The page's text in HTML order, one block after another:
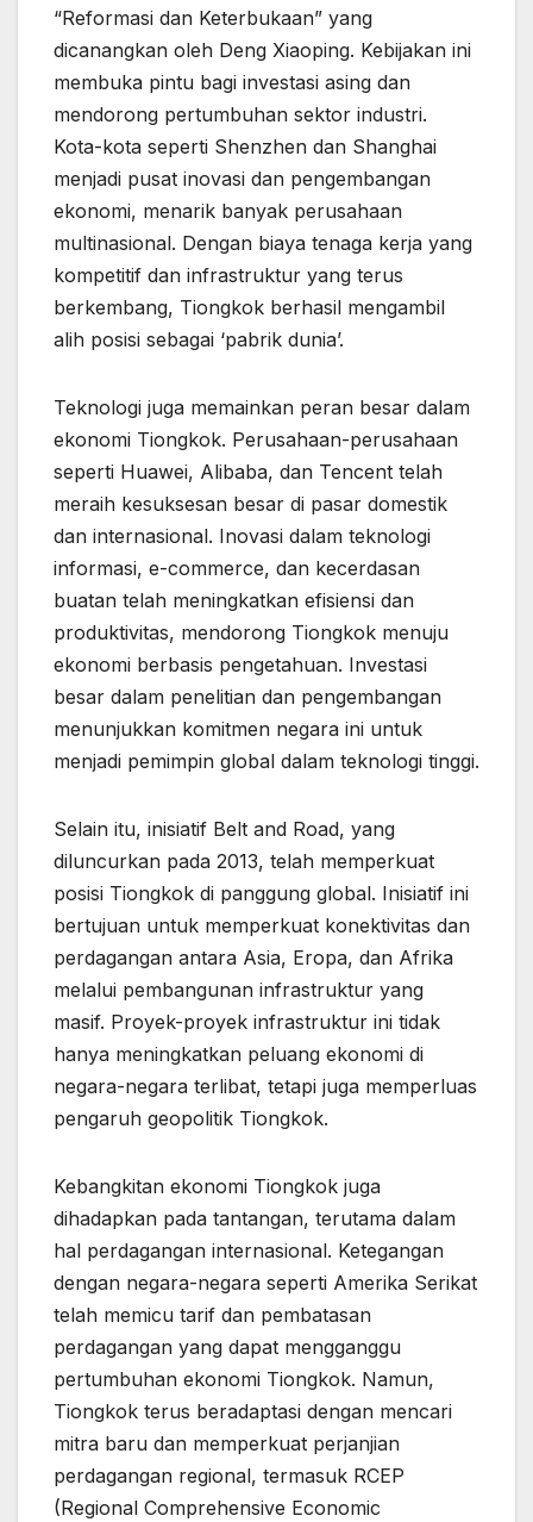
“Reformasi dan Keterbukaan” yang
dicanangkan oleh Deng Xiaoping. Kebijakan ini
membuka pintu bagi investasi asing dan
mendorong pertumbuhan sektor industri.
Kota-kota seperti Shenzhen dan Shanghai
menjadi pusat inovasi dan pengembangan
ekonomi, menarik banyak perusahaan
multinasional. Dengan biaya tenaga kerja yang
kompetitif dan infrastruktur yang terus
berkembang, Tiongkok berhasil mengambil
alih posisi sebagai ‘pabrik dunia’.
Teknologi juga memainkan peran besar dalam
ekonomi Tiongkok. Perusahaan-perusahaan
seperti Huawei, Alibaba, dan Tencent telah
meraih kesuksesan besar di pasar domestik
dan internasional. Inovasi dalam teknologi
informasi, e-commerce, dan kecerdasan
buatan telah meningkatkan efisiensi dan
produktivitas, mendorong Tiongkok menuju
ekonomi berbasis pengetahuan. Investasi
besar dalam penelitian dan pengembangan
menunjukkan komitmen negara ini untuk
menjadi pemimpin global dalam teknologi tinggi.
Selain itu, inisiatif Belt and Road, yang
diluncurkan pada 2013, telah memperkuat
posisi Tiongkok di panggung global. Inisiatif ini
bertujuan untuk memperkuat konektivitas dan
perdagangan antara Asia, Eropa, dan Afrika
melalui pembangunan infrastruktur yang
masif. Proyek-proyek infrastruktur ini tidak
hanya meningkatkan peluang ekonomi di
negara-negara terlibat, tetapi juga memperluas
pengaruh geopolitik Tiongkok.
Kebangkitan ekonomi Tiongkok juga
dihadapkan pada tantangan, terutama dalam
hal perdagangan internasional. Ketegangan
dengan negara-negara seperti Amerika Serikat
telah memicu tarif dan pembatasan
perdagangan yang dapat mengganggu
pertumbuhan ekonomi Tiongkok. Namun,
Tiongkok terus beradaptasi dengan mencari
mitra baru dan memperkuat perjanjian
perdagangan regional, termasuk RCEP
(Regional Comprehensive Economic